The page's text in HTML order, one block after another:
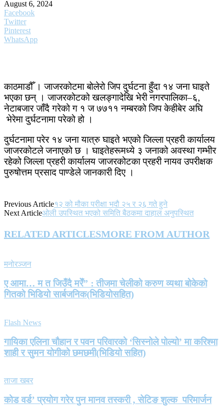
August 6, 2024
Facebook
Twitter
Pinterest
WhatsApp
काठमाडौँ । जाजरकोटमा बोलेरो जिप दुर्घटना हुँदा १४ जना घाइते
भएका छन् । जाजरकोटको खलङ्गादेखि भेरी नगरपालिका–६,
नेटाबजार जाँदै गरेको ग १ ज ७७११ नम्बरको जिप केहीबेर अघि
भेरेमा दुर्घटनामा परेको हो ।
दुर्घटनामा परेर १४ जना यात्रु घाइते भएको जिल्ला प्रहरी कार्यालय
जाजरकोटले जनाएको छ । घाइतेहरूमध्ये ३ जनाको अवस्था गम्भीर
रहेको जिल्ला प्रहरी कार्यालय जाजरकोटका प्रहरी नायव उपरीक्षक
पुरुषोत्तम प्रसाद पाण्डेले जानकारी दिए ।
Previous Article१२ को मौका परीक्षा भदौ २५ र २६ गते हुने
Next Articleओली उपस्थित भएको समिति बैठकमा दाहाल अनुपस्थित
RELATED ARTICLESMORE FROM AUTHOR
मनोरञ्जन
ए आमा… म त जिउँदै मरेँ” : तीजमा चेलीको करुण व्यथा बोकेको
गितको भिडियो सार्बजनिक(भिडियोसहित)
Flash News
गायिका एलिना चौहान र पवन परिवारको ‘सिस्नोले पोल्यो’ मा करिश्मा
शाही र सुमन योगीको छमछमी(भिडियो सहित)
ताजा खबर
कोड वर्ड’ प्रयोग गरेर पुन मानव तस्करी , सेटिङ शुल्क परिमार्जन